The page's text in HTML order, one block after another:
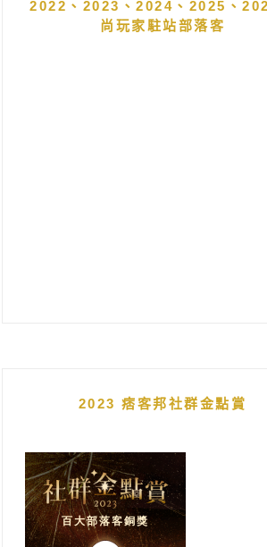
2022、2023、2024、2025、
尚玩家駐站部落客
2023 痞客邦社群金點賞